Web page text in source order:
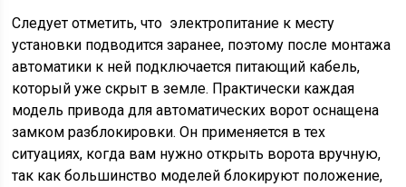
Следует отметить, что электропитание к месту
установки подводится заранее, поэтому после монтажа
автоматики к ней подключается питающий кабель,
который уже скрыт в земле. Практически каждая
модель привода для автоматических ворот оснащена
замком разблокировки. Он применяется в тех
ситуациях, когда вам нужно открыть ворота вручную,
так как большинство моделей блокируют положение,